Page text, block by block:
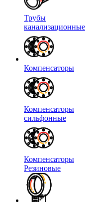
Трубы
канализационные
Компенсаторы
Компенсаторы
сильфонные
Компенсаторы
Резиновые